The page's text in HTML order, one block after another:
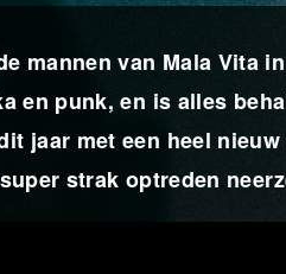
mannen van Mala Vita
en punk, en is alles
jaar met een heel
strak optreden